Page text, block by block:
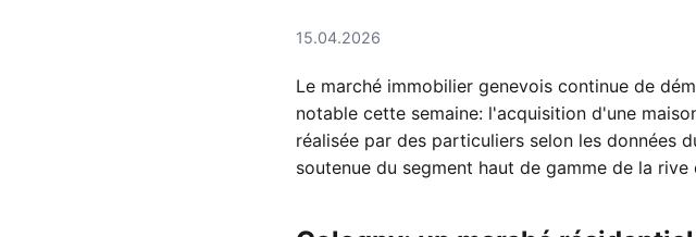
15.04.2026
Le marché immobilier genevois continue de
notable cette semaine: l'acquisition d'une
réalisée par des particuliers selon les données
soutenue du segment haut de gamme de la